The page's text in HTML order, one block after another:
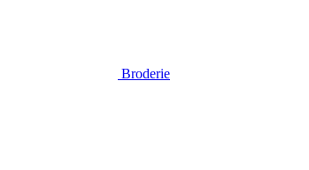
Broderie